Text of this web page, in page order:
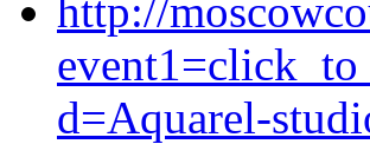
http://
d=Aquarel-